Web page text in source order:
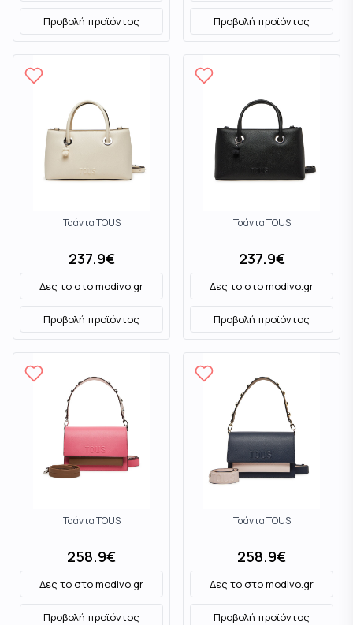
Προβολή προϊόντος Προβολή προϊόντος
Τσάντα TOUS
237.9€
Δες το στοmodivo.gr
Προβολή προϊόντος
Τσάντα TOUS
237.9€
Δες το στοmodivo.gr
Προβολή προϊόντος
Τσάντα TOUS
258.9€
Δες το στοmodivo.gr
Προβολή προϊόντος
Τσάντα TOUS
258.9€
Δες το στοmodivo.gr
Προβολή προϊόντος